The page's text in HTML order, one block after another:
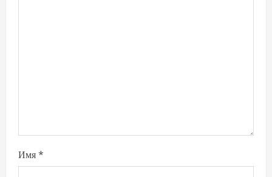
Имя*